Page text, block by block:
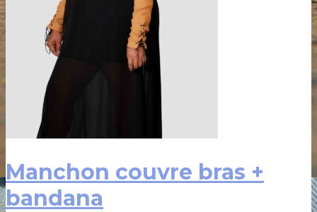
Manchon couvre bras +
bandana